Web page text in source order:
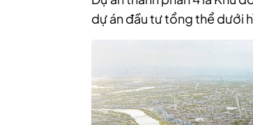
dự án đầu tư tổng thể dưới